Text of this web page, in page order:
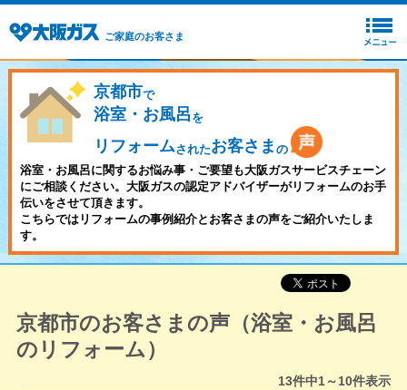
ご家庭のお客さま
京都市で
浴室・お風呂 を
リフォームされたお客さま の
浴室・お風呂に関するお悩み事・ご要望も大阪ガスサービスチェーン
にご相談ください。大阪ガスの認定アドバイザーがリフォームのお手
伝いをさせて頂きます。
こちらではリフォームの事例紹介とお客さまの声をご紹介いたしま
す。
京都市のお客さまの声（浴室・お風呂
のリフォーム）
13件中1～10件表示